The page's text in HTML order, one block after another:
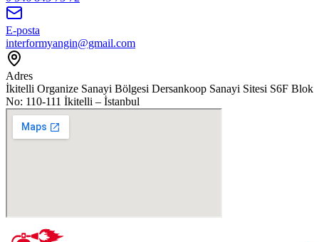
E-posta
interformyangin@gmail.com
Adres
İkitelli Organize Sanayi Bölgesi Dersankoop Sanayi Sitesi S6F Blok
No: 110-111 İkitelli – İstanbul